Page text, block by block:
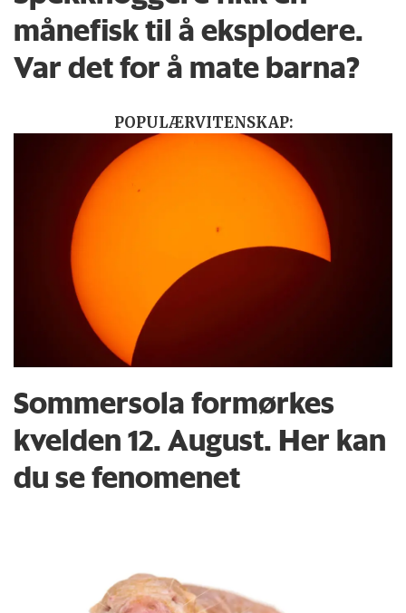
månefisk til å eksplodere.
Var det for å mate barna?
POPULÆRVITENSKAP:
Sommersola formørkes
kvelden 12. August. Her kan
du se fenomenet